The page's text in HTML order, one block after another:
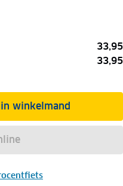
33,95
33,95
winkelmand